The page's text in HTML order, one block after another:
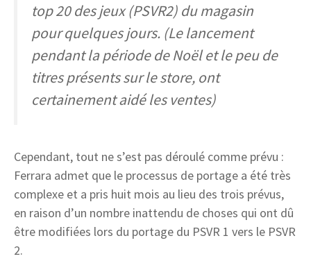
top 20 des jeux (PSVR2) du magasin
pour quelques jours. (Le lancement
pendant la période de Noël et le peu de
titres présents sur le store, ont
certainement aidé les ventes)
Cependant, tout ne s’est pas déroulé comme prévu :
Ferrara admet que le processus de portage a été très
complexe et a pris huit mois au lieu des trois prévus,
en raison d’un nombre inattendu de choses qui ont dû
être modifiées lors du portage du PSVR 1 vers le PSVR
2.